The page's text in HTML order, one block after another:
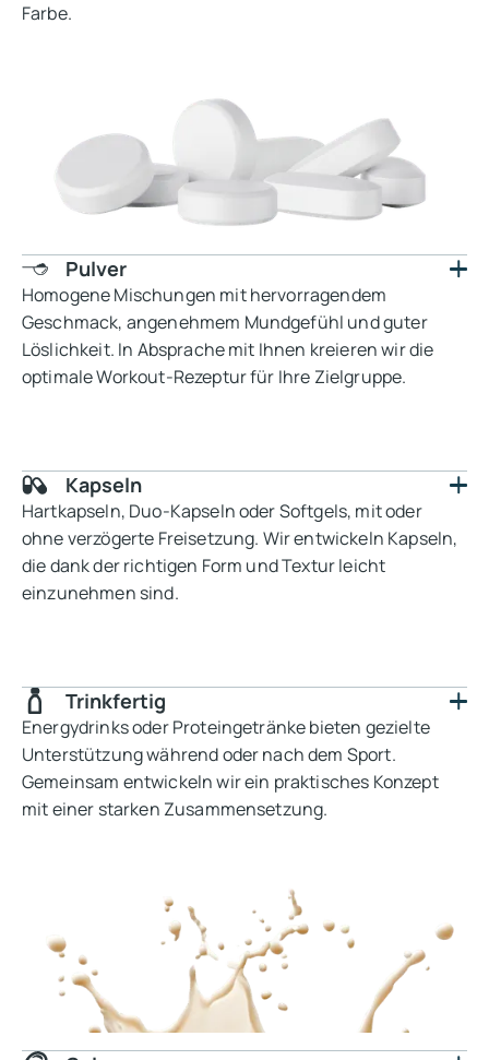
Farbe.
Pulver
Homogene Mischungen mit hervorragendem
Geschmack, angenehmem Mundgefühl und guter
Löslichkeit. In Absprache mit Ihnen kreieren wir die
optimale Workout-Rezeptur für Ihre Zielgruppe.
Kapseln
Hartkapseln, Duo-Kapseln oder Softgels, mit oder
ohne verzögerte Freisetzung. Wir entwickeln Kapseln,
die dank der richtigen Form und Textur leicht
einzunehmen sind.
Trinkfertig
Energydrinks oder Proteingetränke bieten gezielte
Unterstützung während oder nach dem Sport.
Gemeinsam entwickeln wir ein praktisches Konzept
mit einer starken Zusammensetzung.